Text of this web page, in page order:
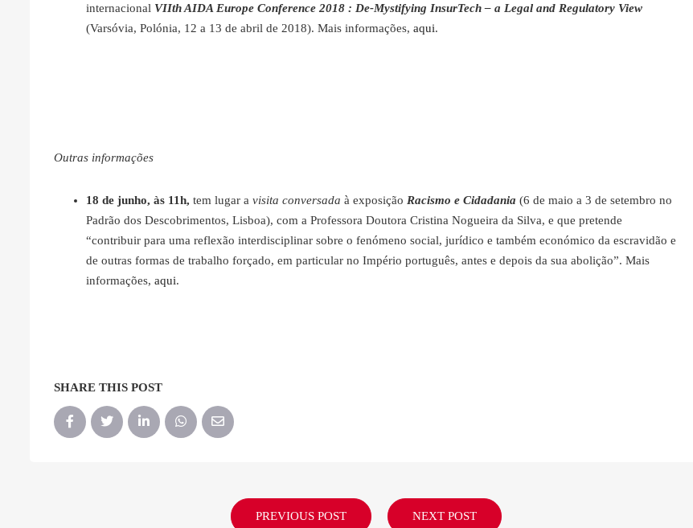
internacional VIIth AIDA Europe Conference 2018 : De-Mystifying InsurTech – a Legal and Regulatory View
(Varsóvia, Polónia, 12 a 13 de abril de 2018). Mais informações, aqui.
Outras informações
18 de junho, às 11h, tem lugar a visita conversada à exposição Racismo e Cidadania (6 de maio a 3 de setembro no
Padrão dos Descobrimentos, Lisboa), com a Professora Doutora Cristina Nogueira da Silva, e que pretende
“contribuir para uma reflexão interdisciplinar sobre o fenómeno social, jurídico e também económico da escravidão e
de outras formas de trabalho forçado, em particular no Império português, antes e depois da sua abolição”. Mais
informações, aqui.
SHARE THIS POST
PREVIOUS POST NEXT POST